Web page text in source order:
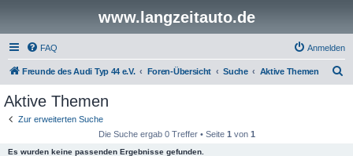
www.langzeitauto.de
FAQ Anmelden
Freunde des Audi Typ 44 e.V. Foren-Übersicht Suche Aktive Themen
Aktive Themen
Zur erweiterten Suche
Die Suche ergab 0 Treffer • Seite 1 von 1
Es wurden keine passenden Ergebnisse gefunden.